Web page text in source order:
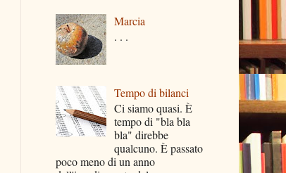
Marcia
. . .
Tempo di bilanci
Ci siamo quasi. È
tempo di "bla bla
bla" direbbe
qualcuno. È passato
poco meno di un anno